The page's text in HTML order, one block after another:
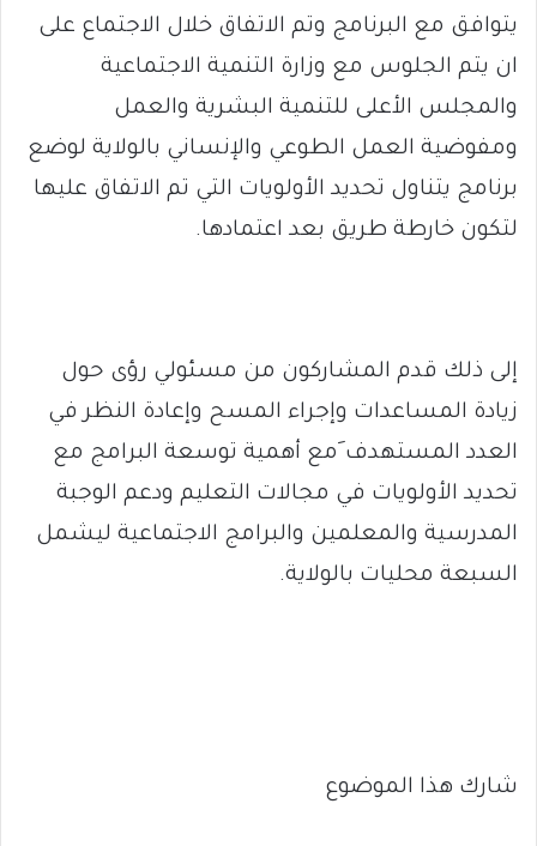
يتوافق مع البرنامج وتم الاتفاق خلال الاجتماع على
ان يتم الجلوس مع وزارة التنمية الاجتماعية
والمجلس الأعلى للتنمية البشرية والعمل
ومفوضية العمل الطوعي والإنساني بالولاية لوضع
برنامج يتناول تحديد الأولويات التي تم الاتفاق عليها
لتكون خارطة طريق بعد اعتمادها.
إلى ذلك قدم المشاركون من مسئولي رؤى حول
زيادة المساعدات وإجراء المسح وإعادة النظر في
العدد المستهدف َمع أهمية توسعة البرامج مع
تحديد الأولويات في مجالات التعليم ودعم الوجبة
المدرسية والمعلمين والبرامج الاجتماعية ليشمل
السبعة محليات بالولاية.
شارك هذا الموضوع